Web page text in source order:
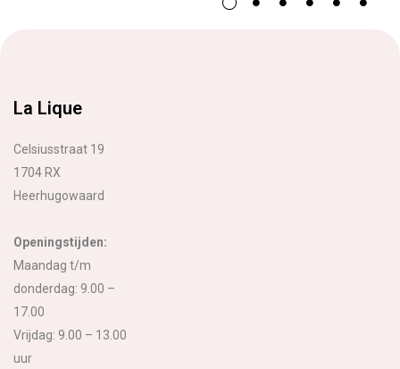
La Lique
Celsiusstraat 19
1704 RX
Heerhugowaard
Openingstijden:
Maandag t/m
donderdag: 9.00 –
17.00
Vrijdag: 9.00 – 13.00
uur